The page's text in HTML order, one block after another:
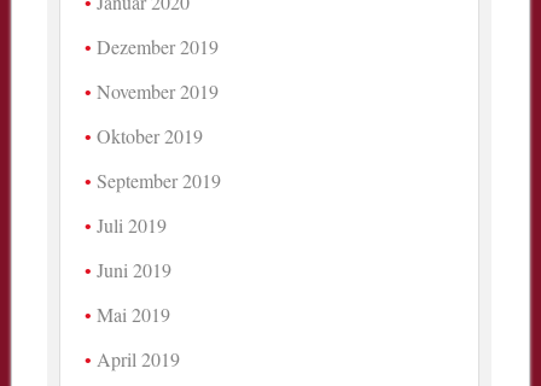
Dezember 2019
November 2019
Oktober 2019
September 2019
Juli 2019
Juni 2019
Mai 2019
April 2019